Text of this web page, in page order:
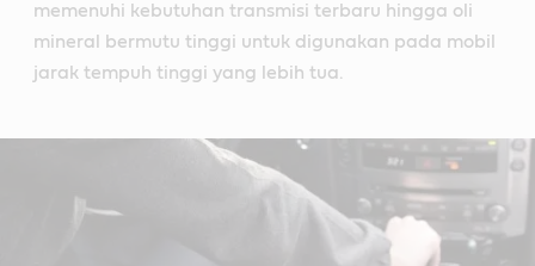
memenuhi kebutuhan transmisi terbaru hingga oli
mineral bermutu tinggi untuk digunakan pada mobil
jarak tempuh tinggi yang lebih tua.